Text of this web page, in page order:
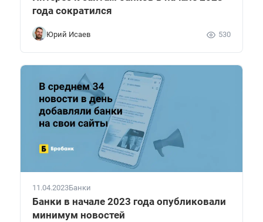
года сократился
Юрий Исаев 530
11.04.2023Банки
Банки в начале 2023 года опубликовали
минимум новостей